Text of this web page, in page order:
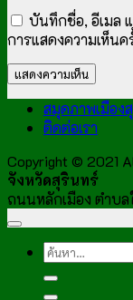
บันทึกชื่อ, อีเมล
การแสดงความเห็นค
สมุดภาพเมือง
ติดต่อเรา
Copyright © 2021
จังหวัดสุรินทร์
ถนนหลักเมือง ตำบล